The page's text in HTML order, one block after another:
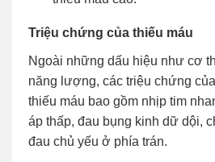
Triệu chứng của thiếu máu
Ngoài những dấu hiệu như cơ
năng lượng, các triệu chứng
thiếu máu bao gồm nhịp tim
áp thấp, đau bụng kinh dữ dội,
đau chủ yếu ở phía trán.